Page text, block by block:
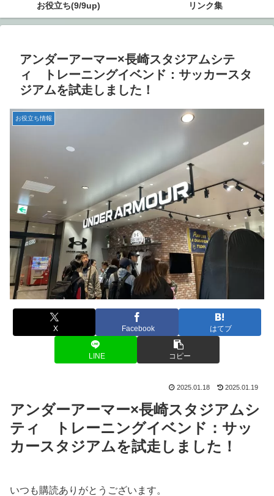
お役立ち(9/9up) リンク集
アンダーアーマー×長崎スタジアムシテ
ィ トレーニングイベンド：サッカースタ
ジアムを試走しました！
お役立ち情報
X Facebook はてブ
LINE コピー
2025.01.18 2025.01.19
アンダーアーマー×長崎スタジアムシ
ティ トレーニングイベンド：サッ
カースタジアムを試走しました！
いつも購読ありがとうございます。